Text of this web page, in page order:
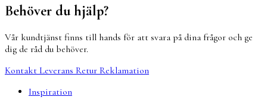
Behöver du hjälp?
Vår kundtjänst finns till hands för att svara på dina frågor och ge
dig de råd du behöver.
Kontakt Leverans Retur Reklamation
Inspiration